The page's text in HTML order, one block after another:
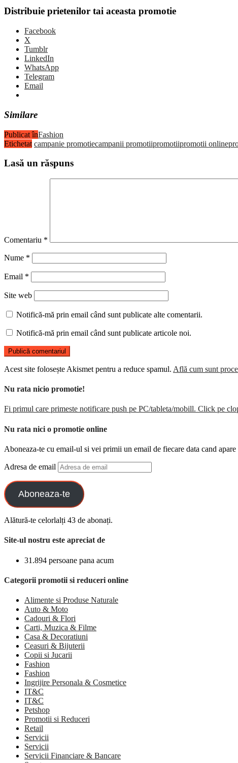
Distribuie prietenilor tai aceasta promotie
Facebook
X
Tumblr
LinkedIn
WhatsApp
Telegram
Email
Similare
Publicat înFashion
Etichetat campanie promotiecampanii promotiipromotiipromotii online
Lasă un răspuns
Comentariu *
Nume *
Email *
Site web
Notifică-mă prin email când sunt publicate alte comentarii.
Notifică-mă prin email când sunt publicate articole noi.
Acest site folosește Akismet pentru a reduce spamul. Află cum sunt
Nu rata nicio promotie!
Fi primul care primeste notificare push pe PC/tableta/mobill. Click pe
Nu rata nici o promotie online
Aboneaza-te cu email-ul si vei primii un email de fiecare data cand
Adresa de email
Aboneaza-te
Alătură-te celorlalți 43 de abonați.
Site-ul nostru este apreciat de
31.894 persoane pana acum
Categorii promotii si reduceri online
Alimente si Produse Naturale
Auto & Moto
Cadouri & Flori
Carti, Muzica & Filme
Casa & Decoratiuni
Ceasuri & Bijuterii
Copii si Jucarii
Fashion
Fashion
Ingrijire Personala & Cosmetice
IT&C
IT&C
Petshop
Promotii si Reduceri
Retail
Servicii
Servicii
Servicii Financiare & Bancare